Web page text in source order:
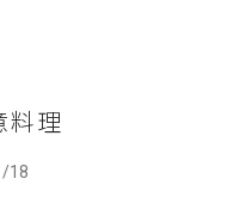
料理
18